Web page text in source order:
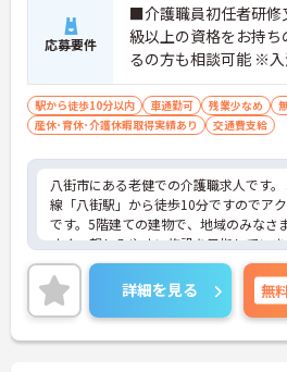
応募要件
■介護職員初任者研修
級以上の資格をお持
るの方も相談可能 ※
駅から徒歩10分以内 車通勤可 残業少なめ
産休･育休･介護休暇取得実績あり
交通費支給
八街市にある老健での介護職求人です
線「八街駅」から徒歩10分ですのでア
です。5階建ての建物で、地域のみなさ
すく、親しみやすい施設を目指してい
勤務日数相談可能です。資格をお持ち
ャレンジできます！
ご興味のある方は担当アドバイザーま
せ下さい。
詳細を見る 無